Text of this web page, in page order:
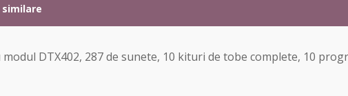
similare
DTX402, 287 de sunete, 10 kituri de tobe complete, 10